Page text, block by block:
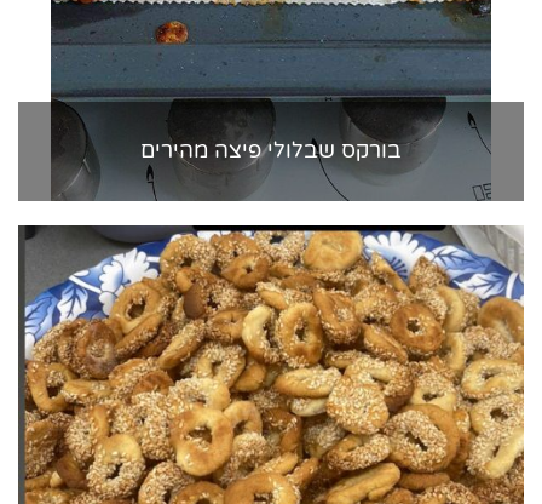
בורקס שבלולי פיצה מהירים